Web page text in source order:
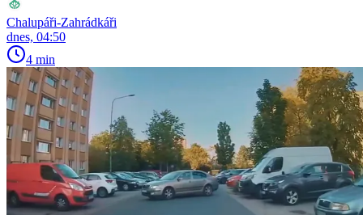
Chalupáři-Zahrádkáři
dnes, 04:50
4 min